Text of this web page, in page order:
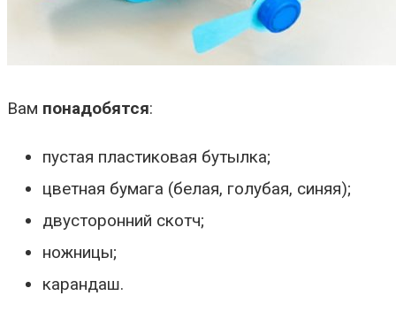
Вам понадобятся:
пустая пластиковая бутылка;
цветная бумага (белая, голубая, синяя);
двусторонний скотч;
ножницы;
карандаш.